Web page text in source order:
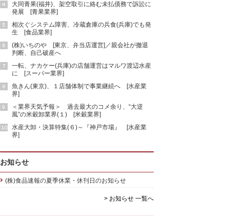
大同青果(福井)、架空取引に絡む未払債務で訴訟に
発展 [青果業界]
相次ぐシステム障害、冷蔵倉庫の兵食(兵庫)でも発
生 [食品業界]
(株)いちのや [東京、弁当店運営]／親会社が撤退
判断、自己破産へ
一転、ナカケー(兵庫)の店舗運営はマルワ渡辺水産
に [スーパー業界]
魚きん(東京)、１店舗体制で事業継続へ [水産業
界]
＜業界天気予報＞ 過去最大のコメ余り、“大逆
風”の米穀卸業界(１) [米穀業界]
水産大卸・決算特集(６)～『神戸市場』 [水産業
界]
お知らせ
(株)食品速報の夏季休業・休刊日のお知らせ
> お知らせ 一覧へ